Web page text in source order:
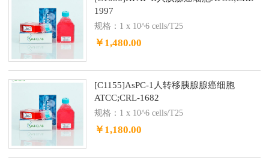
1997
规格：1 x 10^6 cells/T25
￥1,480.00
[C1155]AsPC-1人转移胰腺腺癌细胞
ATCC;CRL-1682
规格：1 x 10^6 cells/T25
￥1,180.00